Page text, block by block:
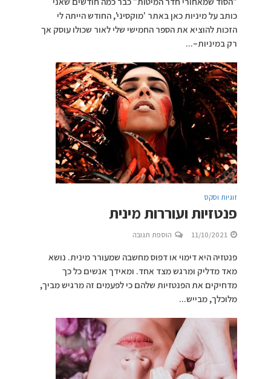
כותב על מיניות כאן באתר 'מוקסיני', החודש הייתה לי
הזכות להוציא את הספר החמישי שלי לאור שכולו עוסק אך
רק במיניות–...
זוגיות וסקס
פנטזיות ועוררות מינית
11/10/2021 הוספת תגובה
פנטזיה היא דימוי או דפוס מחשבה שמעורר מינית. נושא
מאד מדליק ומרגש מצד אחד. ומאידך אנשים כל כך
מדחיקים את הפנטזיות שלהם כי לפעמים זה מרגיש מביך,
מלוכלך, מבייש...